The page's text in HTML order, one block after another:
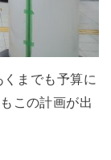
までも予算に
この計画が出